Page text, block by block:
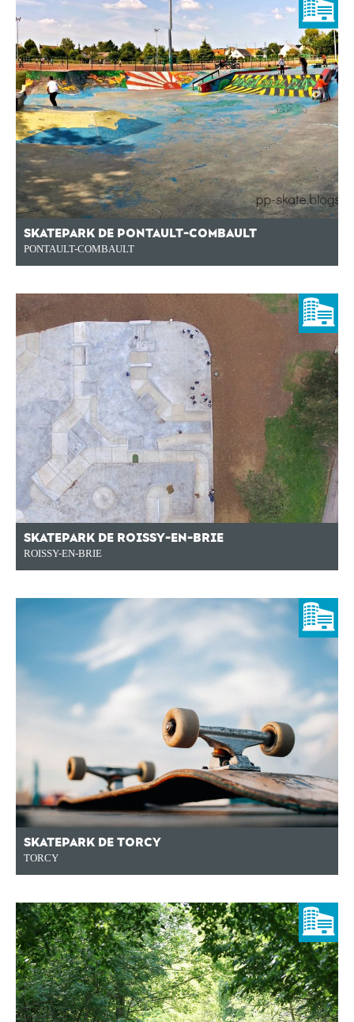
SKATEPARK DE PONTAULT-COMBAULT
PONTAULT-COMBAULT
SKATEPARK DE ROISSY-EN-BRIE
ROISSY-EN-BRIE
SKATEPARK DE TORCY
TORCY